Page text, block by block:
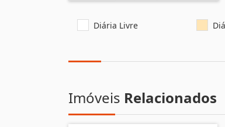
Diária Livre
Imóveis Relacionados